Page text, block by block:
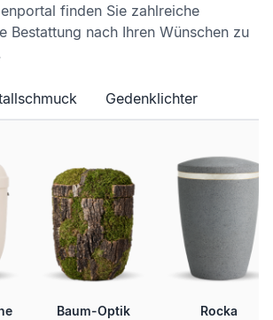
finden Sie zahlreiche
Bestattung nach Ihren Wünschen zu
Gedenklichter
Baum-Optik Rocka